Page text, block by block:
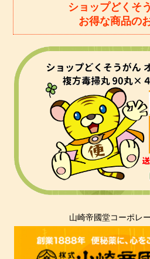
ショップどくそ
お得な商品の
山崎帝國堂コーポレ